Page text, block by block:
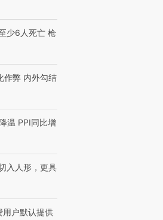
少6人死亡 枪
作弊 内外勾结
温 PPI同比增
入人形，更具
用户默认提供